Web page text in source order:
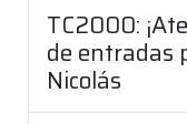
TC2000:
de entradas
Nicolás